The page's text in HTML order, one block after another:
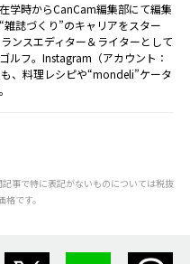
学時からCanCam編集部にて編集
雑誌づくり”のキャリアをスター
ンスエディター＆ライターとして
ルフ。Instagram（アカウント：
、料理レシピや“mondeli”ケータ
事で特に表記がないものについては税抜
です。